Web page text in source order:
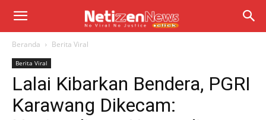
Beranda Berita Viral
Berita Viral
Lalai Kibarkan Bendera, PGRI
Karawang Dikecam: